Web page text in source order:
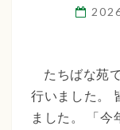
たちばな苑
行いました。
ました。 「今